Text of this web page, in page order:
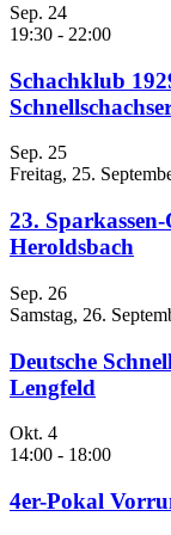
Sep. 24
19:30 - 22:00
Schachklub
Sep. 25
Freitag, 25.
23.
Heroldsbach
Sep. 26
Samstag, 26.
Deutsche
Lengfeld
Okt. 4
14:00 - 18:00
4er-Pokal